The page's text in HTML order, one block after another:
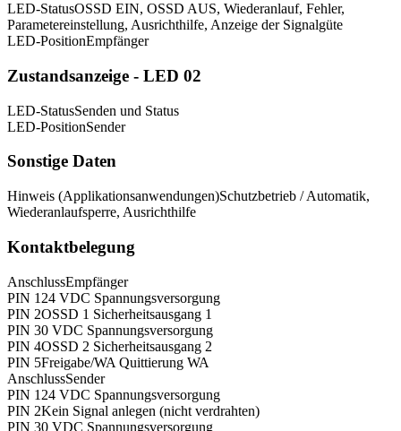
LED-StatusOSSD EIN, OSSD AUS, Wiederanlauf, Fehler,
Parametereinstellung, Ausrichthilfe, Anzeige der Signalgüte
LED-PositionEmpfänger
Zustandsanzeige - LED 02
LED-StatusSenden und Status
LED-PositionSender
Sonstige Daten
Hinweis (Applikationsanwendungen)Schutzbetrieb / Automatik,
Wiederanlaufsperre, Ausrichthilfe
Kontaktbelegung
AnschlussEmpfänger
PIN 1 24 VDC Spannungsversorgung
PIN 2OSSD 1 Sicherheitsausgang 1
PIN 30 VDC Spannungsversorgung
PIN 4OSSD 2 Sicherheitsausgang 2
PIN 5Freigabe/WA Quittierung WA
AnschlussSender
PIN 1 24 VDC Spannungsversorgung
PIN 2Kein Signal anlegen (nicht verdrahten)
PIN 30 VDC Spannungsversorgung